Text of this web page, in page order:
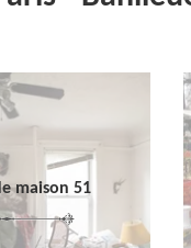
maison 51